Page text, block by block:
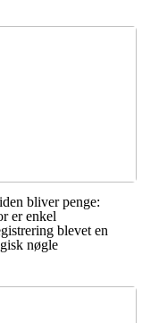
bliver penge:
er enkel
blevet en
nøgle